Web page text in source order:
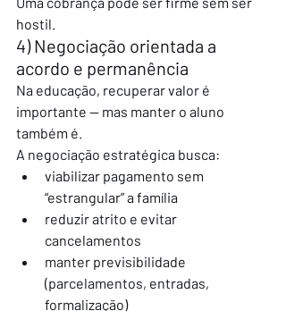
hostil.
4) Negociação orientada a
acordo e permanência
Na educação, recuperar valor é
importante — mas manter o aluno
também é.
A negociação estratégica busca:
viabilizar pagamento sem
“estrangular” a família
reduzir atrito e evitar
cancelamentos
manter previsibilidade
(parcelamentos, entradas,
formalização)